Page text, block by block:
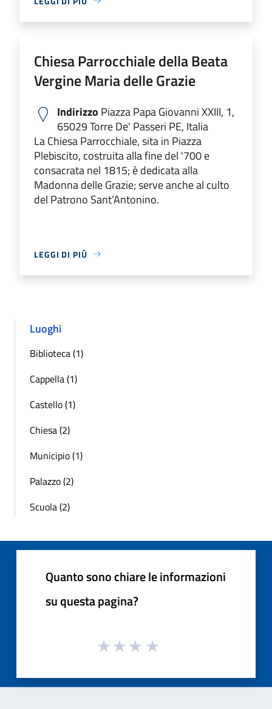
Chiesa Parrocchiale della Beata
Vergine Maria delle Grazie
Indirizzo Piazza Papa Giovanni XXIII, 1,
65029 Torre De' Passeri PE, Italia
La Chiesa Parrocchiale, sita in Piazza
Plebiscito, costruita alla fine del '700 e
consacrata nel 1815; è dedicata alla
Madonna delle Grazie; serve anche al culto
del Patrono Sant’Antonino.
LEGGI DI PIÙ
Luoghi
Biblioteca (1)
Cappella (1)
Castello (1)
Chiesa (2)
Municipio (1)
Palazzo (2)
Scuola (2)
Quanto sono chiare le informazioni
su questa pagina?